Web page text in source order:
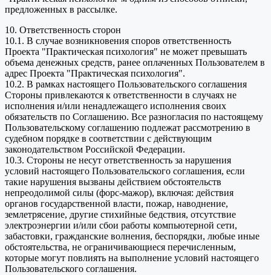
предложенных в рассылке.
10. Ответственность сторон
10.1. В случае возникновения споров ответственность
Проекта "Практическая психология" не может превышать
объема денежных средств, ранее оплаченных Пользователем в
адрес Проекта "Практическая психология".
10.2. В рамках настоящего Пользовательского соглашения
Стороны привлекаются к ответственности в случаях не
исполнения и/или ненадлежащего исполнения своих
обязательств по Соглашению. Все разногласия по настоящему
Пользовательскому соглашению подлежат рассмотрению в
судебном порядке в соответствии с действующим
законодательством Российской Федерации.
10.3. Стороны не несут ответственность за нарушения
условий настоящего Пользовательского соглашения, если
такие нарушения вызваны действием обстоятельств
непреодолимой силы (форс-мажор), включая: действия
органов государственной власти, пожар, наводнение,
землетрясение, другие стихийные бедствия, отсутствие
электроэнергии и/или сбои работы компьютерной сети,
забастовки, гражданские волнения, беспорядки, любые иные
обстоятельства, не ограничивающиеся перечисленным,
которые могут повлиять на выполнение условий настоящего
Пользовательского соглашения.